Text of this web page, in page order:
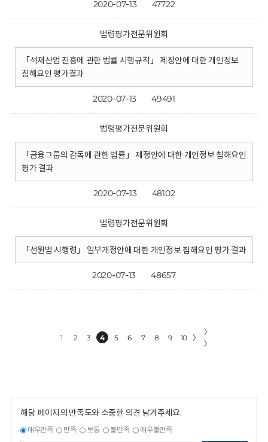
2020-07-13 47722
법령평가전문위원회
「석재산업 진흥에 관한 법률 시행규칙」 제정안에 대한 개인정보
침해요인 평가결과
2020-07-13 49491
법령평가전문위원회
「금융그룹의 감독에 관한 법률」 제정안에 대한 개인정보 침해요인
평가 결과
2020-07-13 48102
법령평가전문위원회
「선원법 시행령」 일부개정안에 대한 개인정보 침해요인 평가 결과
2020-07-13 48657
1 2 3 4 5 6 7 8 9 10 〉
〉
〉
해당 페이지의 만족도와 소중한 의견 남겨주세요.
매우만족 만족 보통 불만족 매우불만족